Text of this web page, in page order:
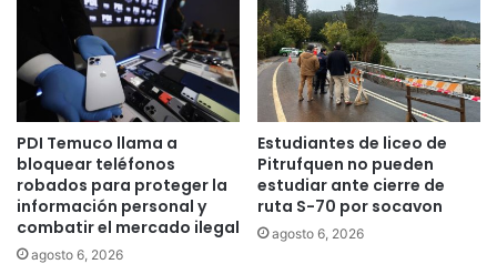
n
a
s
1
3
0
0
f
u
c
o
c
o
n
t
r
PDI Temuco llama a
bloquear teléfonos
robados para proteger la
información personal y
combatir el mercado ilegal
agosto 6, 2026
Estudiantes de liceo de
Pitrufquen no pueden
estudiar ante cierre de
ruta S-70 por socavon
agosto 6, 2026